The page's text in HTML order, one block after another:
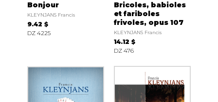
Bonjour
KLEYNJANS Francis
9.42 $
DZ 4225
Bricoles, babioles
et fariboles
frivoles, opus 107
KLEYNJANS Francis
14.12 $
DZ 476